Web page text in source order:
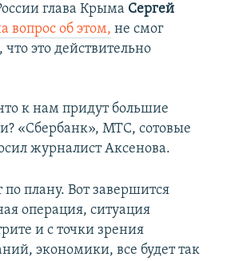
глава Крыма Сергей
вопрос об этом, не смог
что это действительно
к нам придут большие
«Сбербанк», МТС, сотовые
журналист Аксенова.
по плану. Вот завершится
операция, ситуация
и с точки зрения
экономики, все будет так